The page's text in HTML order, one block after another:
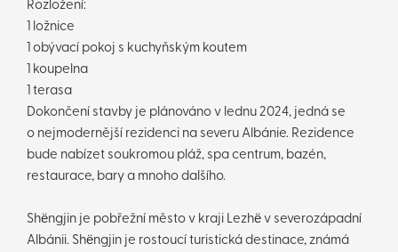
Rozložení:
1 ložnice
1 obývací pokoj s kuchyňským koutem
1 koupelna
1 terasa
Dokončení stavby je plánováno v lednu 2024, jedná se
o nejmodernější rezidenci na severu Albánie. Rezidence
bude nabízet soukromou pláž, spa centrum, bazén,
restaurace, bary a mnoho dalšího.
Shëngjin je pobřežní město v kraji Lezhë v severozápadní
Albánii. Shëngjin je rostoucí turistická destinace, známá